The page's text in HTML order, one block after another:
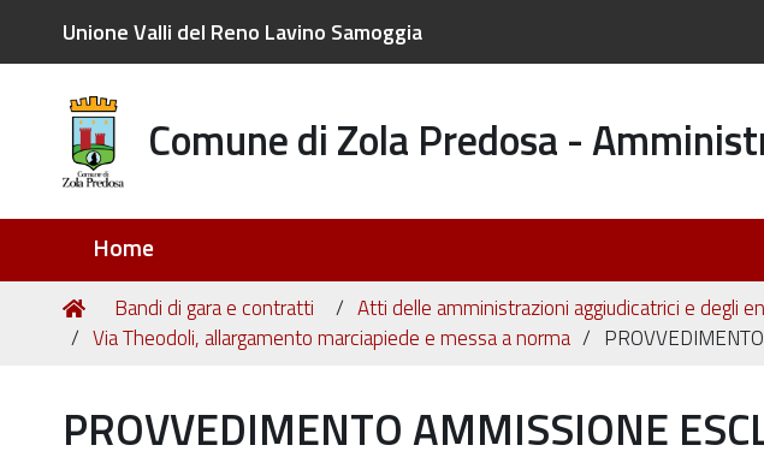
Unione Valli del Reno Lavino Samoggia
Comune di Zola Predosa -
Home
Tu
sei
Home
Bandi di gara e contratti Atti delle amministrazioni aggiudicatrici e degli
Via Theodoli, allargamento marciapiede e messa a norma
PROVVEDIMENTO AMMISSIONE